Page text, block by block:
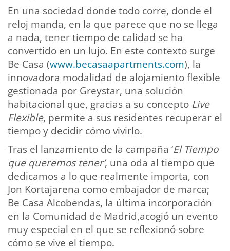
En una sociedad donde todo corre, donde el
reloj manda, en la que parece que no se llega
a nada, tener tiempo de calidad se ha
convertido en un lujo. En este contexto surge
Be Casa (www.becasaapartments.com), la
innovadora modalidad de alojamiento flexible
gestionada por Greystar, una solución
habitacional que, gracias a su concepto Live
Flexible, permite a sus residentes recuperar el
tiempo y decidir cómo vivirlo.
Tras el lanzamiento de la campaña ‘El Tiempo
que queremos tener’, una oda al tiempo que
dedicamos a lo que realmente importa, con
Jon Kortajarena como embajador de marca;
Be Casa Alcobendas, la última incorporación
en la Comunidad de Madrid,acogió un evento
muy especial en el que se reflexionó sobre
cómo se vive el tiempo.